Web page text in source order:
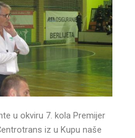
u okviru 7. kola Premijer
iz u Kupu naše